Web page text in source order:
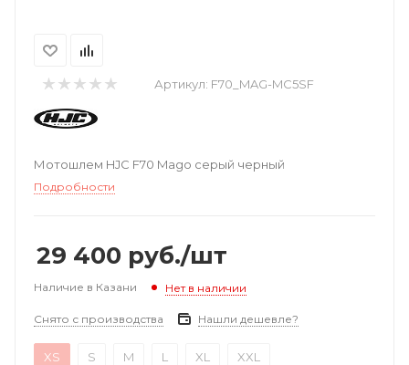
Артикул: F70_MAG-MC5SF
Мотошлем HJC F70 Mago серый черный
Подробности
29 400 руб./шт
Наличие в Казани Нет в наличии
Снято с производства Нашли дешевле?
XS S M L XL XXL